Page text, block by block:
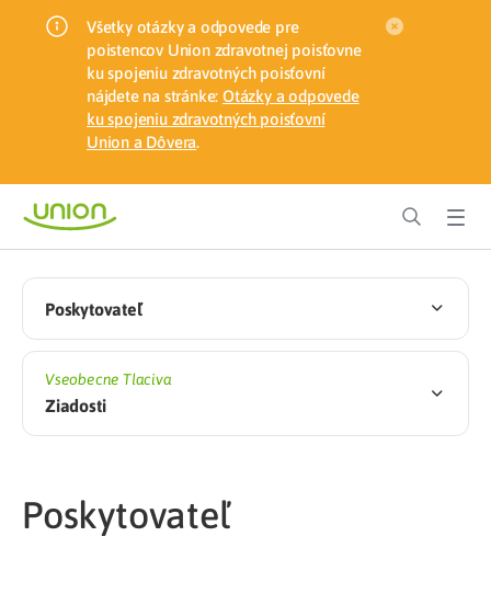
Všetky otázky a odpovede pre
poistencov Union zdravotnej poisťovne
ku spojeniu zdravotných poisťovní
nájdete na stránke: Otázky a odpovede
ku spojeniu zdravotných poisťovní
Union a Dôvera.
Poskytovateľ
Vseobecne Tlaciva
Ziadosti
Poskytovateľ